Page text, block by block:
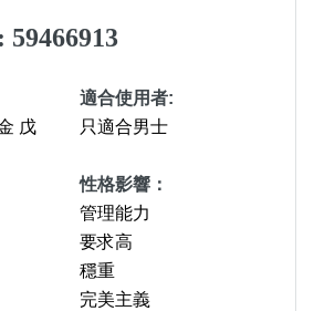
戊
適合使用者:
只適合男士
性格影響：
管理能力
要求高
穩重
完美主義